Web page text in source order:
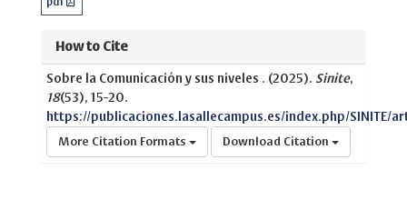
How to Cite
Sobre la Comunicación y sus niveles . (2025). Sinite,
18(53), 15-20.
https://publicaciones.lasallecampus.es/index.php/SINITE/
More Citation Formats Download Citation